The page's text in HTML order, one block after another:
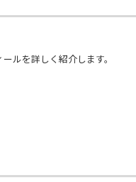
ルを詳しく紹介します。